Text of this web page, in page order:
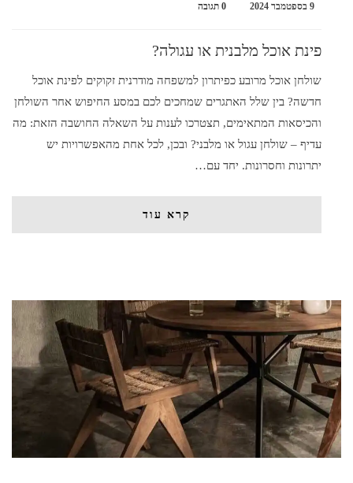
9 בספטמבר 2024 0 תגובה
פינת אוכל מלבנית או עגולה?
שולחן אוכל מרובע כפיתרון למשפחה מודרנית זקוקים לפינת אוכל
חדשה? בין שלל האתגרים שמחכים לכם במסע החיפוש אחר השולחן
והכיסאות המתאימים, תצטרכו לענות על השאלה החושבה הזאת: מה
עדיף – שולחן עגול או מלבני? ובכן, לכל אחת מהאפשרויות יש
יתרונות וחסרונות. יחד עם…
קרא עוד